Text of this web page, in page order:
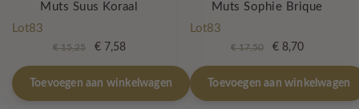
Muts Suus Koraal
Lot83
€15,25
Oorspronkelijke
prijs
was:
€ 15,25.
€7,58Huidige
prijs
is:
€ 7,58.
Toevoegen aan winkelwagen
Muts Sophie Brique
Lot83
€17,50
Oorspronkelijke
prijs
was:
€ 17,50.
€8,70Huidige
prijs
is:
€ 8,70.
Toevoegen aan winkelwagen